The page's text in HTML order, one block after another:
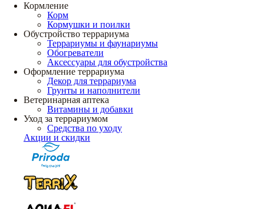
Кормление
Корм
Кормушки и поилки
Обустройство террариума
Террариумы и фаунариумы
Обогреватели
Аксессуары для обустройства
Оформление террариума
Декор для террариума
Грунты и наполнители
Ветеринарная аптека
Витамины и добавки
Уход за террариумом
Средства по уходу
Акции и скидки